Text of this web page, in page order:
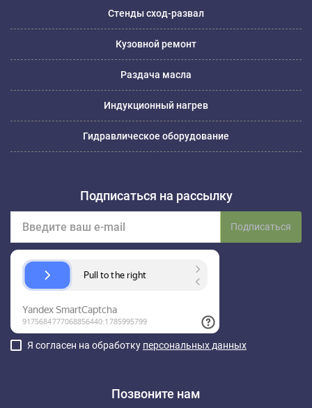
Стенды сход-развал
Кузовной ремонт
Раздача масла
Индукционный нагрев
Гидравлическое оборудование
Подписаться на рассылку
Подписаться
Я согласен на обработку персональных данных
Позвоните нам